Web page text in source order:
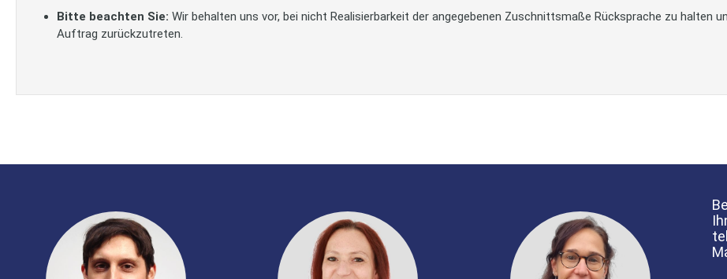
Bitte beachten Sie: Wir behalten uns vor, bei nicht Realisierbarkeit der angegebenen Zuschnittsmaße Rücksprache zu halten
Auftrag zurückzutreten.